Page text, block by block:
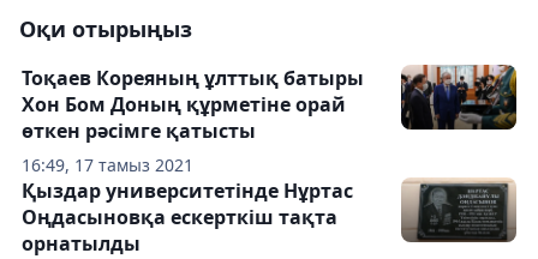
Оқи отырыңыз
16:49, 17 тамыз 2021
Тоқаев Кореяның ұлттық батыры
Хон Бом Доның құрметіне орай
өткен рәсімге қатысты
Қыздар университетінде Нұртас
Оңдасыновқа ескерткіш тақта
орнатылды